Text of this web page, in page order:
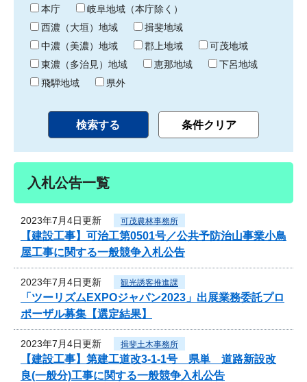
わ
り
本庁
岐阜地域（本庁除く）
西濃（大垣）地域
揖斐地域
中濃（美濃）地域
郡上地域
可茂地域
東濃（多治見）地域
恵那地域
下呂地域
飛騨地域
県外
入札公告一覧
2023年7月4日更新 可茂農林事務所
【建設工事】可治工第0501号／公共予防治山事業小鳥
屋工事に関する一般競争入札公告
2023年7月4日更新 観光誘客推進課
「ツーリズムEXPOジャパン2023」出展業務委託プロ
ポーザル募集【選定結果】
2023年7月4日更新 揖斐土木事務所
【建設工事】第建工道改3-1-1号 県単 道路新設改
良(一般分)工事に関する一般競争入札公告